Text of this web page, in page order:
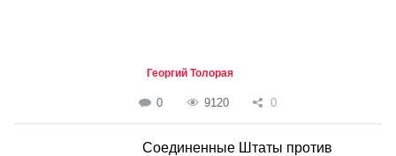
Георгий Толорая
0 9120 0
Соединенные Штаты против